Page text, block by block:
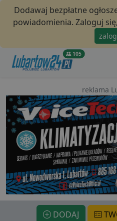
Dodawaj bezpłatne
powiadomienia. Zaloguj
105
reklama
DODAJ